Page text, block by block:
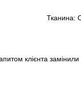
Тканина:
клієнта